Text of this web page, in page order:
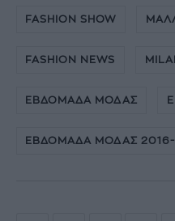
FASHION SHOW
FASHION NEWS
ΕΒΔΟΜΑΔΑ ΜΟΔΑΣ
ΕΒΔΟΜΑΔΑ ΜΟΔΑΣ 2016-